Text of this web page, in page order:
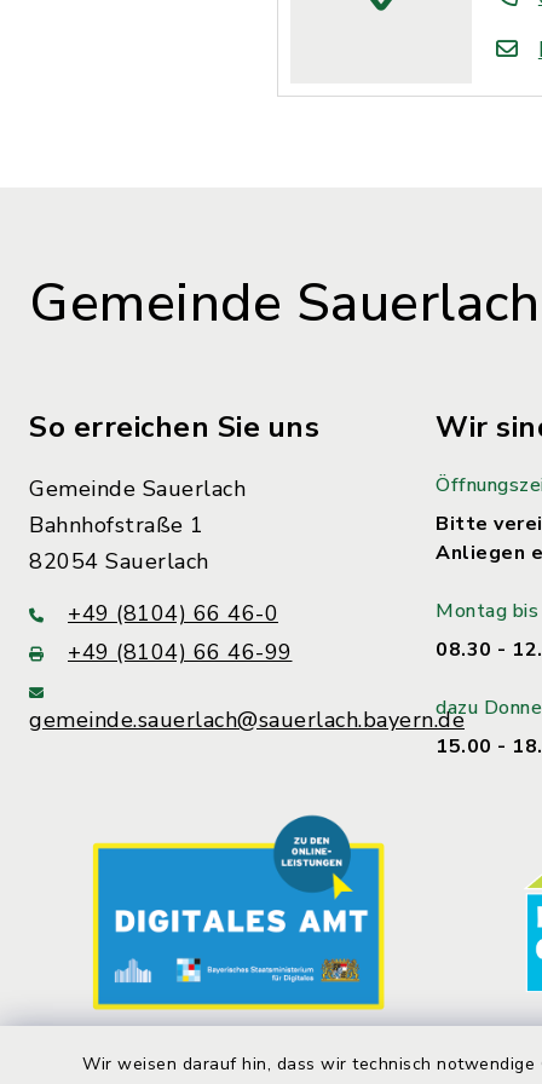
Wir weisen darauf hin, dass wir technisch
Gemeinde Sauerlach
So erreichen Sie uns
Gemeinde Sauerlach
Bahnhofstraße 1
82054 Sauerlach
+49 (8104) 66 46-0
+49 (8104) 66 46-99
gemeinde.sauerlach@sauerlach.bayern.de
Wir
Bitte
Anliegen
Montag
08.30 -
dazu
15.00 -